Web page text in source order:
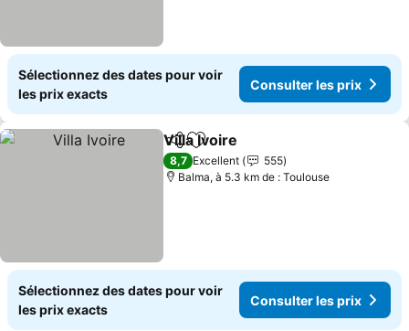
Sélectionnez des dates pour voir
les prix exacts
Consulter les prix
PartagerAjouter à mes favoris
Villa Ivoire
8,7 Excellent
555
Balma, à 5.3 km de : Toulouse
Sélectionnez des dates pour voir
les prix exacts
Consulter les prix